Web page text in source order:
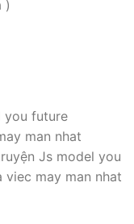
)
you future
man nhat
Js model you
may man nhat